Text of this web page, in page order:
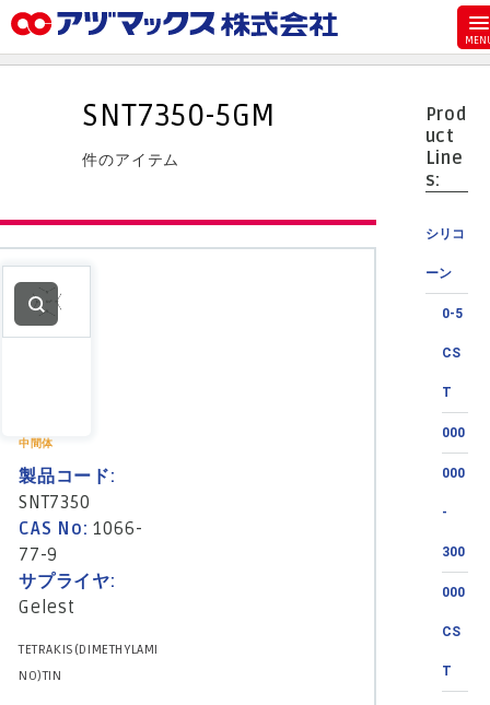
お気に入り
代理店一覧
支払い
Prod
uct
Line
s:
シリコ
ーン
0-5
CS
T
000
000
-
300
000
CS
T
SNT7350-5GM
件のアイテム
中間体
製品コード:
SNT7350
CAS No:1066-
77-9
サプライヤ:
Gelest
TETRAKIS(DIMETHYLAMI
NO)TIN